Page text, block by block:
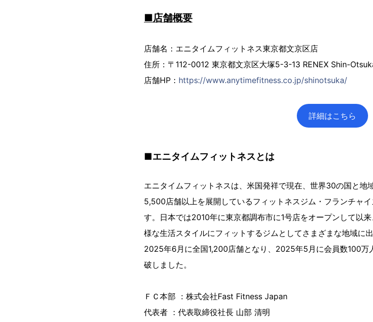
■店舗概要
店舗名：エニタイムフィットネス東京都文京区店
住所：〒112-0012 東京都文京区大塚5-3-13 RENEX Shin-
店舗HP： https://www.anytimefitness.co.jp/shinotsuka/
詳細はこちら
■エニタイムフィットネスとは
エニタイムフィットネスは、米国発祥で現在、世界30の国と地
5,500店舗以上を展開しているフィットネスジム・フランチャ
す。日本では2010年に東京都調布市に1号店をオープンして以来
様な生活スタイルにフィットするジムとしてさまざまな地域に出
2025年6月に全国1,200店舗となり、2025年5月に会員数100万
破しました。
ＦＣ本部 ：株式会社Fast Fitness Japan
代表者 ：代表取締役社長 山部 清明